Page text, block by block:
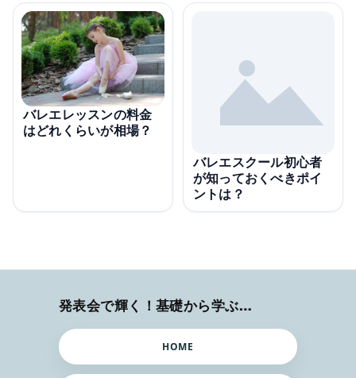
バレエレッスンの料金
はどれくらいが相場？
バレエスクール初心者
が知っておくべきポイ
ントは？
発表会で輝く！基礎から学ぶバレエ術
HOME